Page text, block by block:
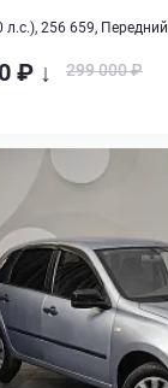
л.с.), 256 659, Передний
₽ ↓ 299 000 ₽